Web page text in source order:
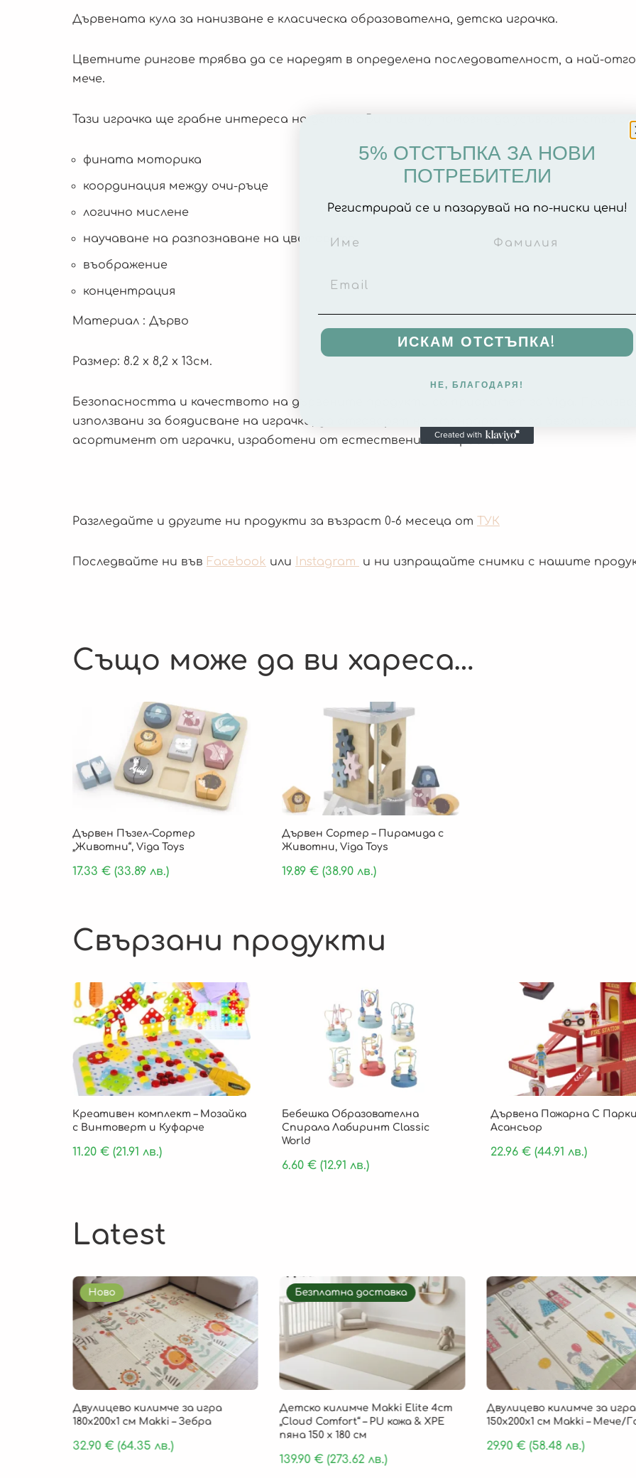
Дървената кула за нанизване е класическа образователна, детска играчка.
Цветните рингове трябва да се наредят в определена последователност, а най-
мече.
Тази играчка ще грабне интереса на детето Ви и ще му помогне да усъвършенства
фината моторика
координация между очи-ръце
логично мислене
научаване на разпознаване на цветовете
въображение
концентрация
Материал : Дърво
Размер: 8.2 x 8,2 x 13см.
Безопасността и качеството на дървените продукти са приоритет за
използвани за боядисване на играчки, да отговарят на стандартите за безопасност
асортимент от играчки, изработени от естествени материали.
Разгледайте и другите ни продукти за възраст 0-6 месеца от ТУК
Последвайте ни във Facebook или Instagram и ни изпращайте снимки с нашите
Също може да ви хареса…
Дървен Пъзел-Сортер
„Животни“, Viga Toys
17.33 € (33.89 лв.)
Дървен Сортер – Пирамида с
Животни, Viga Toys
19.89 €(38.90 лв.)
Свързани продукти
Креативен комплект – Мозайка
с Винтоверт и Куфарче
11.20 € (21.91 лв.)
Бебешка Образователна
Спирала Лабиринт Classic
World
6.60 €(12.91 лв.)
Дървена Пожарна С
Асансьор
22.96€ (44.91 лв.)
Latest
Ново
Двулицево килимче за игра
180х200х1 см Makki – Зебра
32.90 €(64.35 лв.)
Безплатна доставка
Детско килимче Makki Elite 4cm
„Cloud Comfort“ – PU кожа & XPE
пяна 150 х 180 см
139.90€(273.62 лв.)
Двулицево килимче за игра
150х200х1 см Makki – Мече/
29.90 €(58.48 лв.)
5% ОТСТЪПКА ЗА НОВИ
ПОТРЕБИТЕЛИ
Регистрирай се и пазарувай на по-ниски цени!
ИСКАМ ОТСТЪПКА!
НЕ, БЛАГОДАРЯ!